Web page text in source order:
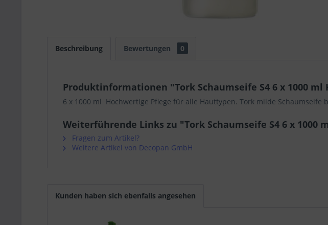
Beschreibung Bewertungen 0
Produktinformationen "Tork Schaumseife S4 6 x 1000 ml
6 x 1000 ml Hochwertige Pflege für alle Hauttypen. Tork milde
Weiterführende Links zu "Tork Schaumseife S4 6 x 1000
Fragen zum Artikel?
Weitere Artikel von Decopan GmbH
Kunden haben sich ebenfalls angesehen